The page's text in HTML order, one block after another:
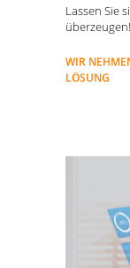
Lassen Sie
überzeugen!
WIR
LÖSUNG